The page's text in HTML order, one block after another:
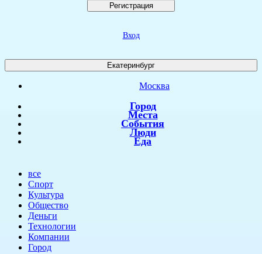
Регистрация
Вход
Екатеринбург
Москва
Город
Места
События
Люди
Еда
все
Спорт
Культура
Общество
Деньги
Технологии
Компании
Город